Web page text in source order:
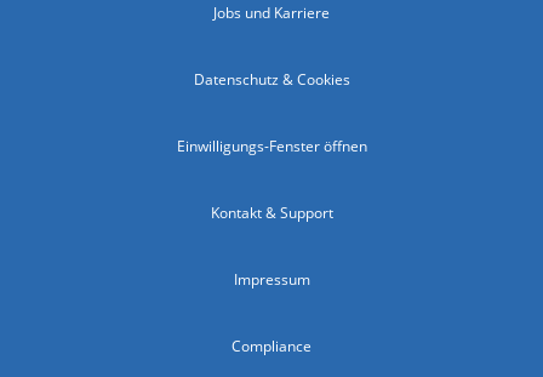
Jobs und Karriere
Datenschutz & Cookies
Einwilligungs-Fenster öffnen
Kontakt & Support
Impressum
Compliance